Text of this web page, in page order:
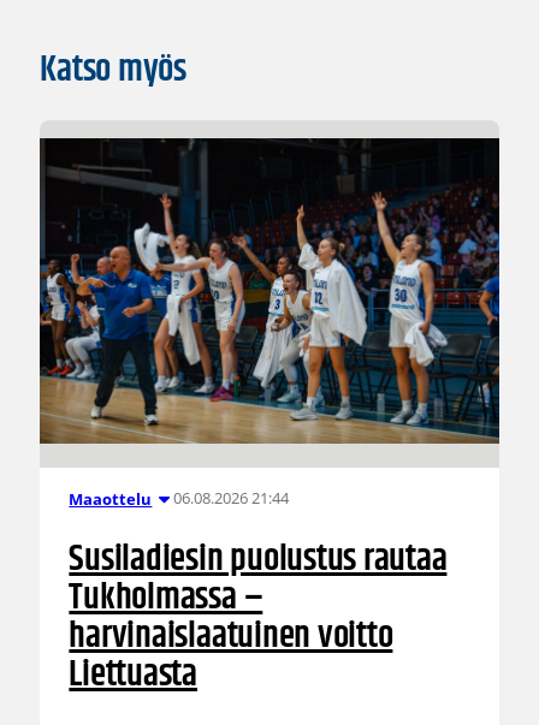
Katso myös
Maaottelu 06.08.2026 21:44
Susiladiesin puolustus rautaa
Tukholmassa –
harvinaislaatuinen voitto
Liettuasta